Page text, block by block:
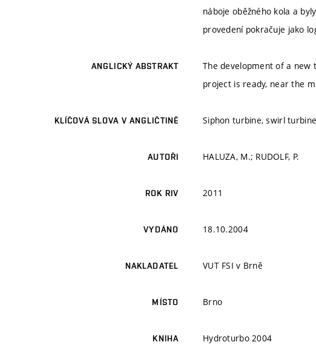
náboje oběžného kola a
provedení pokračuje jako
ANGLICKÝ ABSTRAKT
The development of a new
project is ready, near the
KLÍČOVÁ SLOVA V ANGLIČTINĚ Siphon turbine, swirl turbine
AUTOŘI HALUZA, M.; RUDOLF, P.
ROK RIV 2011
VYDÁNO 18.10.2004
NAKLADATEL VUT FSI v Brně
MÍSTO Brno
KNIHA Hydroturbo 2004